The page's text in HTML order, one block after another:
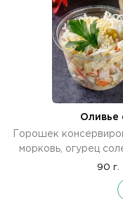
Оливье
Горошек
морковь, огурец
90 г.